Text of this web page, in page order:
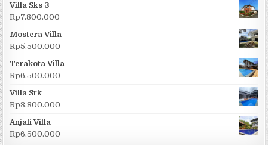
Villa Sks 3
Rp7.800.000
Mostera Villa
Rp5.500.000
Terakota Villa
Rp6.500.000
Villa Srk
Rp3.800.000
Anjali Villa
Rp6.500.000